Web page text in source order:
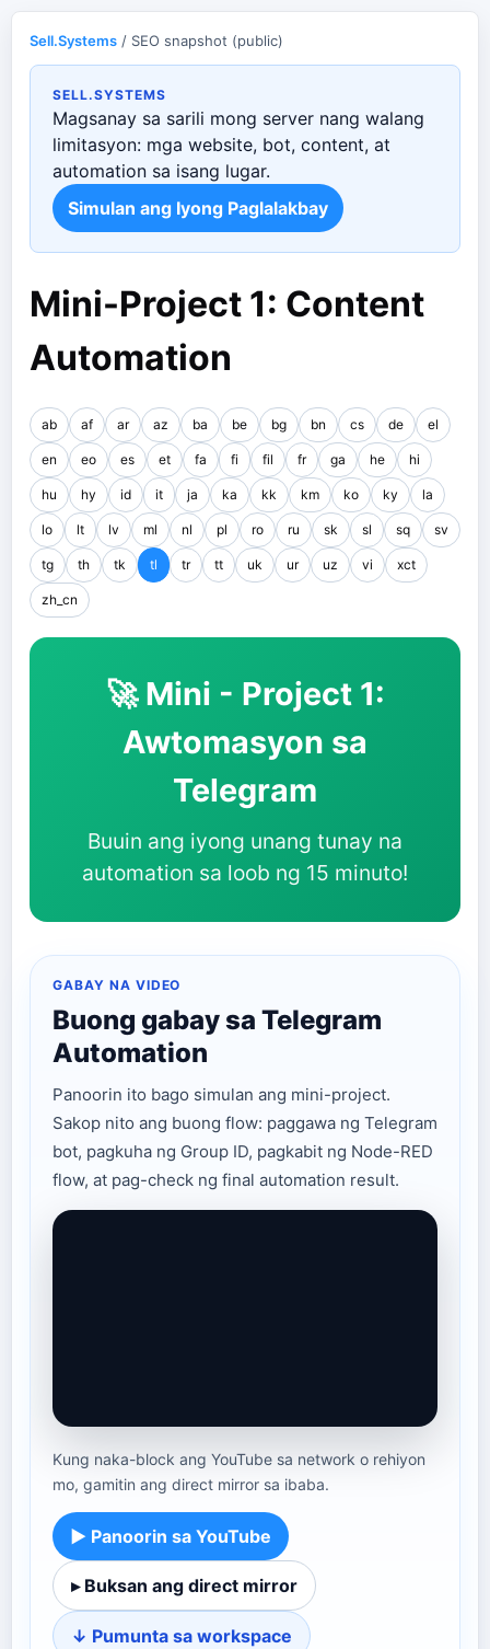
Sell.Systems / SEO snapshot (public)
SELL.SYSTEMS
Magsanay sa sarili mong server nang walang
limitasyon: mga website, bot, content, at
automation sa isang lugar.
Simulan ang Iyong Paglalakbay
Mini-Project 1: Content
Automation
ab af ar az ba be bg bn cs de el
en eo es et fa fi fil fr ga he hi
hu hy id it ja ka kk km ko ky la
lo lt lv ml nl pl ro ru sk sl sq sv
tg th tk tl tr tt uk ur uz vi xct
zh_cn
🚀 Mini - Project 1:
Awtomasyon sa
Telegram
Buuin ang iyong unang tunay na
automation sa loob ng 15 minuto!
GABAY NA VIDEO
Buong gabay sa Telegram
Automation
Panoorin ito bago simulan ang mini-project.
Sakop nito ang buong flow: paggawa ng Telegram
bot, pagkuha ng Group ID, pagkabit ng Node-RED
flow, at pag-check ng final automation result.
Kung naka-block ang YouTube sa network o rehiyon
mo, gamitin ang direct mirror sa ibaba.
▶ Panoorin sa YouTube
▸ Buksan ang direct mirror
↓ Pumunta sa workspace